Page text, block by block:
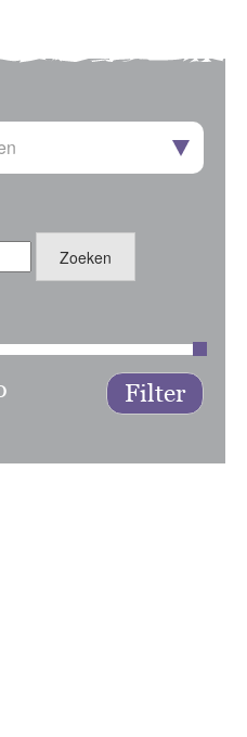
Zoeken
Min.
Max.
Filter